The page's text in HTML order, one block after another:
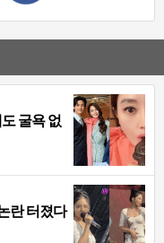
굴욕 없
란 터졌다